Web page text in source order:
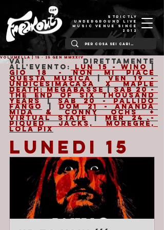
STRICTLY
UNDERGROUND LIVE
MUSIC VENUE SINCE
2012
VOLUMELLA | 15 - 25 Gen MMXXIV
Vai direttamente
all'evento: Lun 15 - Wino
Gio 18 - Non Mi Piace
Questa Musica | Ven 19 -
Undicesimacasa x Maple
Death: Megabasse | Sab 20 -
The End of Six Thousand
Years | Sab 20 - Pallido
Fango | Dom 21 - Ananda
Mida & Conny Ochs +
Virtual State | Mer 24 -
Piqued Jacks, Moregrè,
Lola Pix
LUNEDI 15